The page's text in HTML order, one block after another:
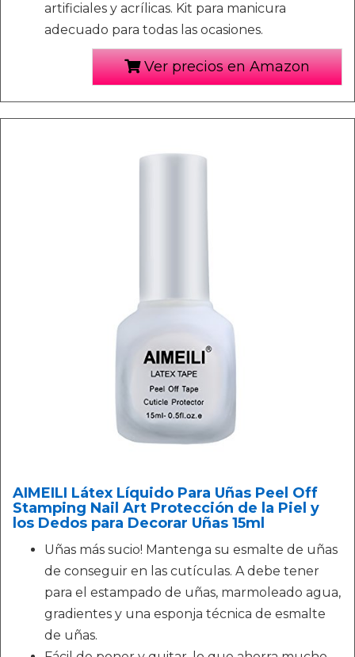
artificiales y acrílicas. Kit para manicura
adecuado para todas las ocasiones.
Ver precios en Amazon
AIMEILI Látex Líquido Para Uñas Peel Off
Stamping Nail Art Protección de la Piel y
los Dedos para Decorar Uñas 15ml
Uñas más sucio! Mantenga su esmalte de uñas
de conseguir en las cutículas. A debe tener
para el estampado de uñas, marmoleado agua,
gradientes y una esponja técnica de esmalte
de uñas.